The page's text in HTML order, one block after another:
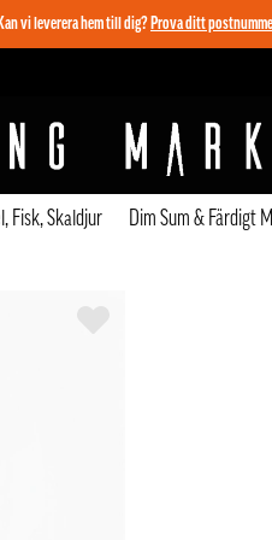
Kan vi leverera hem till dig? Prova ditt
Fisk, Skaldjur Dim Sum & Färdigt